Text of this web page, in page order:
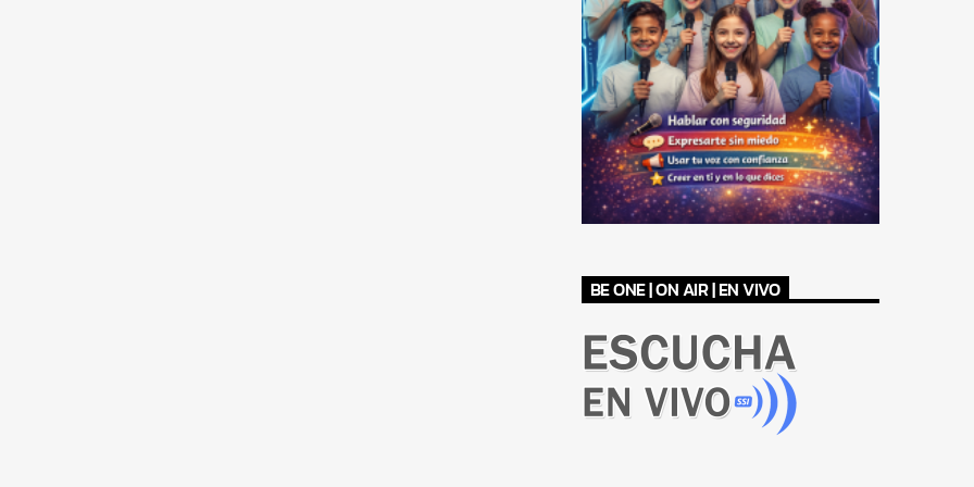
BE ONE | ON AIR | EN VIVO